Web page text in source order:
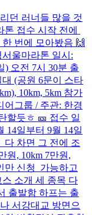
던 러너들 많을 것
톤 접수 시작 전에
번에 모아봤음 🙌
서울마라톤 일시:
) 오전 7시 30분 출
(공원 6문이 스타
10km, 5km 참가
어그룹 / 주관: 한경
할듯ㅎ 🎫 접수 일
14일부터 9월 14일
다 차면 그 전에 조
원, 10km 7만원,
만 신청 가능하고
스 소개 세 종목 다
출발함 하프는 출
서강대교 방면으